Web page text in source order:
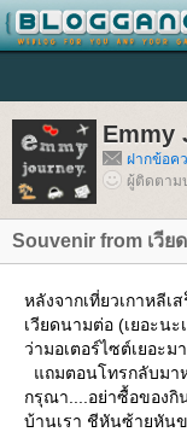
Emmy
ฝากข้อค
ผู้ติดตาม
Souvenir from เวีย
หลังจากเที่ยวเกาหลีเ
เวียดนามต่อ (เยอะน
ว่ามอเตอร์ไซต์เยอะม
ถมตอนโทรกลับมาห
กรุณา....อย่าซื้อของกิ
บ้านเรา ชีหันซ้ายหันข